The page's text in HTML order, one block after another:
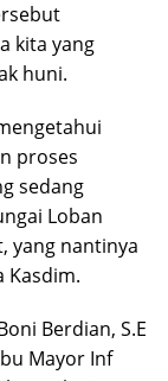
kita yang
huni.
proses
sedang
Loban
yang nantinya
Kasdim.
Berdian, S.E
Mayor Inf